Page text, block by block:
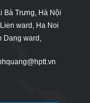
Bà Trưng, Hà Nội
ward, Ha Noi
Dang ward,